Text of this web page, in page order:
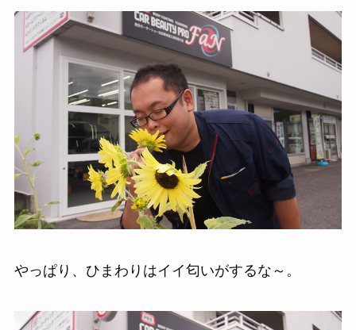
やっぱり、ひまわりはイイ匂いがするな～。